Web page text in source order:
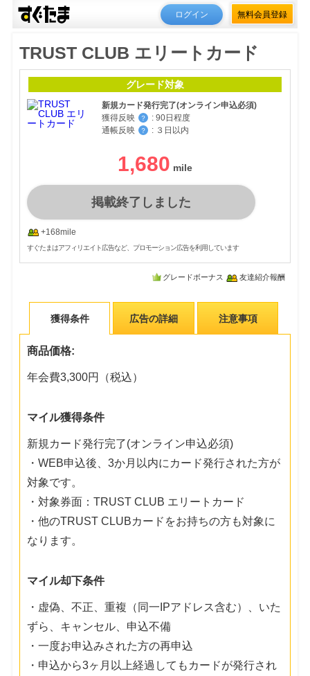
ログイン 無料会員登録
TRUST CLUB エリートカード
グレード対象
新規カード発行完了(オンライン申込必須)
獲得反映
？ : 90日程度
通帳反映
？ : ３日以内
1,680
掲載終了しました
+168mile
すぐたまはアフィリエイト広告など、プロモーション広告を利用しています
グレードボーナス 友達紹介報酬
獲得条件 広告の詳細 注意事項
商品価格:
年会費3,300円（税込）
マイル獲得条件
新規カード発行完了(オンライン申込必須)
・WEB申込後、3か月以内にカード発行された方が
対象です。
・対象券面：TRUST CLUB エリートカード
・他のTRUST CLUBカードをお持ちの方も対象に
なります。
マイル却下条件
・虚偽、不正、重複（同一IPアドレス含む）、いた
ずら、キャンセル、申込不備
・一度お申込みされた方の再申込
・申込から3ヶ月以上経過してもカードが発行され